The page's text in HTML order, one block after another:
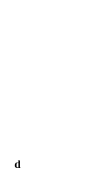
d